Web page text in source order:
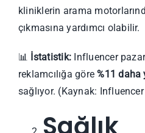
kliniklerin arama
çıkmasına yardımcı olabilir.
📊 İstatistik: Influencer
reklamcılığa göre%11 daha
sağlıyor. (Kaynak:
Sağlık